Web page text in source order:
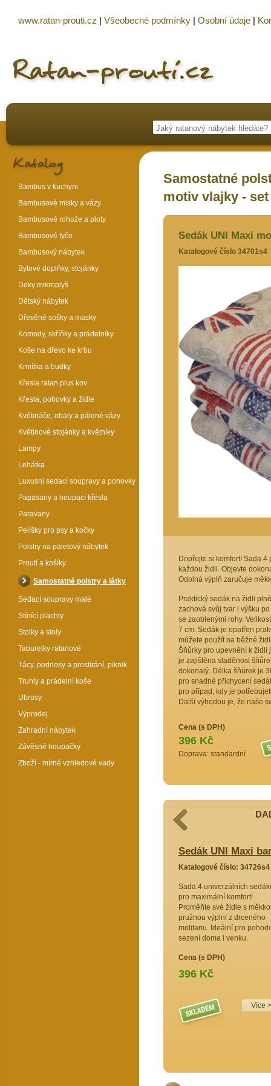
Samostatné
motiv vlajky -
Sedák UNI Maxi
Katalogové číslo 34701s4
Dopřejte si komfort! Sada
každou židli. Objevte
Odolná výplň zaručuje
Praktický sedák na židli
zachová svůj tvar i výšku
se zaoblenými rohy.
7 cm. Sedák je opatřen
můžete použít na běžné
Šňůrky pro upevnění k židli
je zajištěna sladěnost
dokonalý. Délka šňůrek je
pro snadné přichycení
pro případ, kdy je
Další výhodou je, že naše
Cena (s DPH)
396 Kč
Doprava: standardní
Sedák UNI Maxi
Katalogové číslo: 34726s4
Sada 4 univerzálních
pro maximální komfort!
Proměňte své židle s
pružnou výplní z drceného
molitanu. Ideální pro
sezení doma i venku.
Cena (s DPH)
396 Kč
Více
Bambus v kuchyni
Bambusové misky a vázy
Bambusové rohože a ploty
Bambusové tyče
Bambusový nábytek
Bytové doplňky, stojánky
Deky mikroplyš
Dětský nábytek
Dřevěné sošky a masky
Komody, skříňky a prádelníky
Koše na dřevo ke krbu
Krmítka a budky
Křesla ratan plus kov
Křesla, pohovky a židle
Květináče, obaly a pálené vázy
Květinové stojánky a květníky
Lampy
Lehátka
Luxusní sedací soupravy a pohovky
Papasany a houpací křesla
Paravany
Pelíšky pro psy a kočky
Polstry na paletový nábytek
Proutí a košíky
Samostatné polstry a látky
Sedací soupravy malé
Stínící plachty
Stolky a stoly
Taburetky ratanové
Tácy, podnosy a prostírání, piknik
Truhly a prádelní koše
Ubrusy
Výprodej
Zahradní nábytek
Závěsné houpačky
Zboží - mírné vzhledové vady
www.ratan-prouti.cz | Všeobecné podmínky | Osobní údaje |